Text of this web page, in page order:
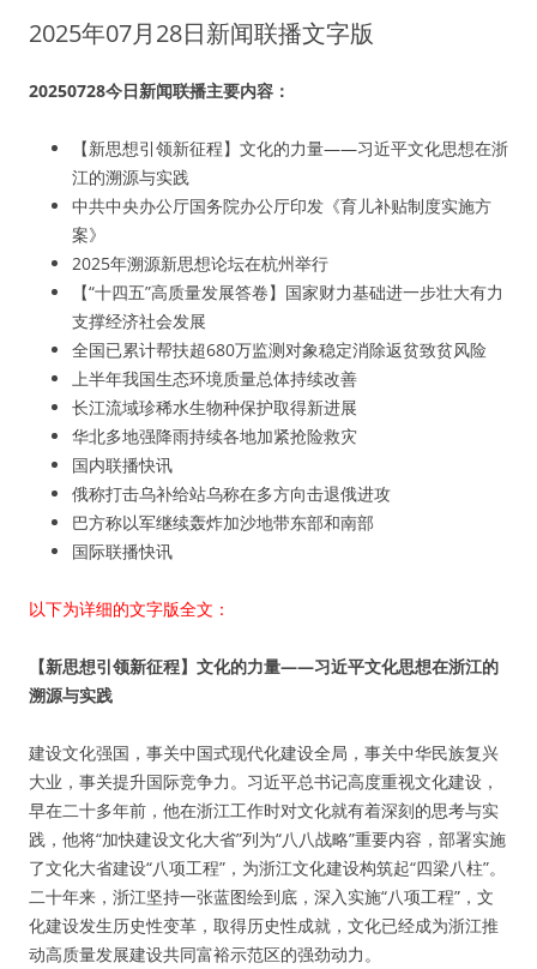
2025年07月28日新闻联播文字版
20250728今日新闻联播主要内容：
【新思想引领新征程】文化的力量——习近平文化思想在浙
江的溯源与实践
中共中央办公厅国务院办公厅印发《育儿补贴制度实施方
案》
2025年溯源新思想论坛在杭州举行
【“十四五”高质量发展答卷】国家财力基础进一步壮大有力
支撑经济社会发展
全国已累计帮扶超680万监测对象稳定消除返贫致贫风险
上半年我国生态环境质量总体持续改善
长江流域珍稀水生物种保护取得新进展
华北多地强降雨持续各地加紧抢险救灾
国内联播快讯
俄称打击乌补给站乌称在多方向击退俄进攻
巴方称以军继续轰炸加沙地带东部和南部
国际联播快讯
以下为详细的文字版全文：
【新思想引领新征程】文化的力量——习近平文化思想在浙江的
溯源与实践
建设文化强国，事关中国式现代化建设全局，事关中华民族复兴
大业，事关提升国际竞争力。习近平总书记高度重视文化建设，
早在二十多年前，他在浙江工作时对文化就有着深刻的思考与实
践，他将“加快建设文化大省”列为“八八战略”重要内容，部署实施
了文化大省建设“八项工程”，为浙江文化建设构筑起“四梁八柱”。
二十年来，浙江坚持一张蓝图绘到底，深入实施“八项工程”，文
化建设发生历史性变革，取得历史性成就，文化已经成为浙江推
动高质量发展建设共同富裕示范区的强劲动力。